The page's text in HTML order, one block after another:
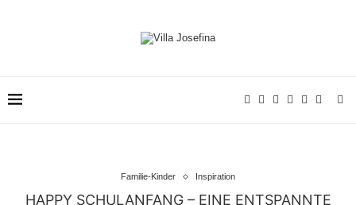
Familie-Kinder Inspiration
HAPPY SCHULANFANG – EINE ENTSPANNTE